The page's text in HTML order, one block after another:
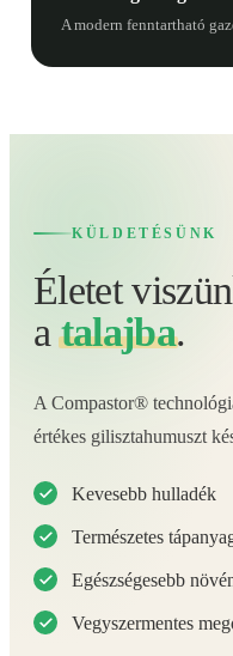
A modern fenntartható
KÜLDETÉSÜNK
Életet
atalajba.
A Compastor®
értékes gilisztahumuszt
Kevesebb hulladék
Természetes
Egészségesebb
Vegyszermentes